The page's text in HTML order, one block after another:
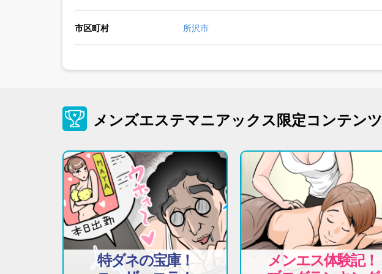
市区町村 所沢市
メンズエステマニアックス限定コンテンツ
特ダネの宝庫！
メンエス体験記！